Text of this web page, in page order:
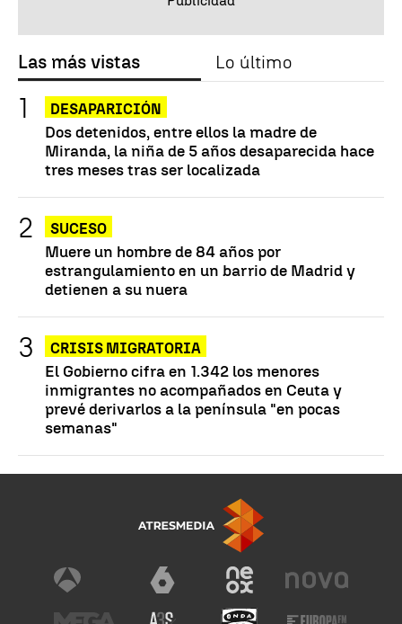
Las más vistas Lo último
DESAPARICIÓN
Dos detenidos, entre ellos la madre de
Miranda, la niña de 5 años desaparecida hace
tres meses tras ser localizada
SUCESO
Muere un hombre de 84 años por
estrangulamiento en un barrio de Madrid y
detienen a su nuera
CRISIS MIGRATORIA
El Gobierno cifra en 1.342 los menores
inmigrantes no acompañados en Ceuta y
prevé derivarlos a la península "en pocas
semanas"